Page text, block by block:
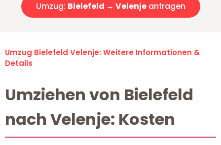
Umzug: Bielefeld → Velenjeanfragen
Umzug Bielefeld Velenje: Weitere Informationen &
Details
Umziehen von Bielefeld
nach Velenje: Kosten